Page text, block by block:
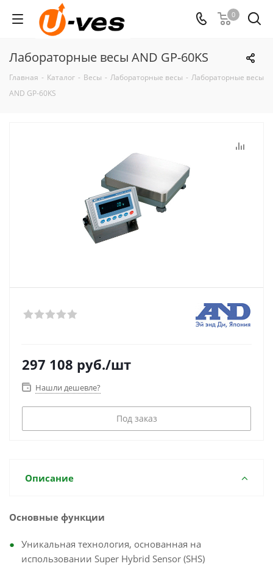
0
Лабораторные весы AND GP-60KS
Главная - Каталог - Весы - Лабораторные весы - Лабораторные весы
AND GP-60KS
297 108 руб./шт
Нашли дешевле?
Под заказ
Описание
Основные функции
Уникальная технология, основанная на
использовании Super Hybrid Sensor (SHS)